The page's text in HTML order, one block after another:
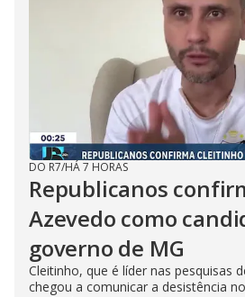
DO R7/HÁ 7 HORAS
Republicanos
Azevedo como
governo de MG
Cleitinho, que é líder nas pesquisas
chegou a comunicar a desistência